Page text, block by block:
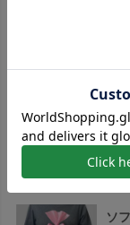
ソ